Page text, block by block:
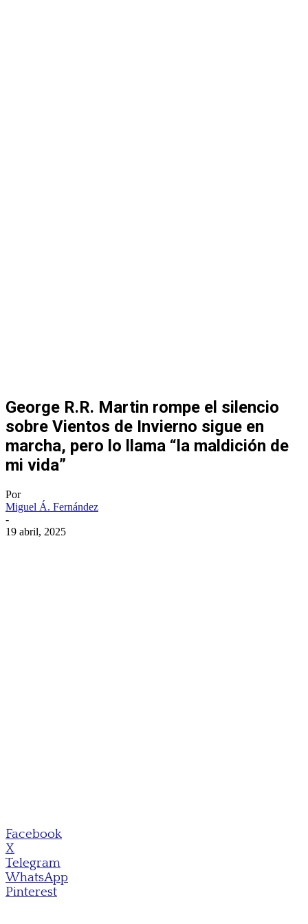
George R.R. Martin rompe el silencio
sobre Vientos de Invierno sigue en
marcha, pero lo llama “la maldición de
mi vida”
Por
Miguel Á. Fernández
-
19 abril, 2025
Facebook
X
Telegram
WhatsApp
Pinterest